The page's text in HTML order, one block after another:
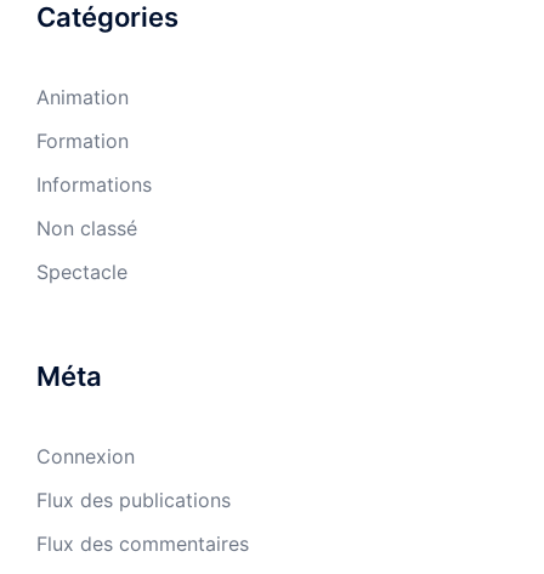
Catégories
Animation
Formation
Informations
Non classé
Spectacle
Méta
Connexion
Flux des publications
Flux des commentaires